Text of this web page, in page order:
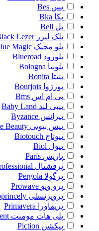
بس Bes
بکا Bka
بل Bell
بلک لیزر Lezer
بلو مجیک Magic
بلورود Blueroad
بلونیا Bologna
بنیتا Bonita
بورژوا Bourjois
بی ام اس Bms
بیبی لند Baby Land
بیزانس Byzance
بیس بیوتی Beauty
بیوتاچ Biotouch
بیول Biol
پاریس Paris
پرفشنال
پرگولا Pergola
پرو ویو Prowave
پروپرنسلی
پریماورا
Primavera
پلی هات مومنت
پیکشن Piction